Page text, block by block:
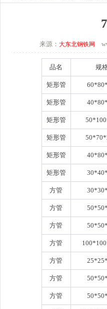
来源： 大东北钢铁网
品名 规
矩形管
矩形管
矩形管
矩形管
矩形管
矩形管
方管
方管
方管
方管
方管
方管
方管